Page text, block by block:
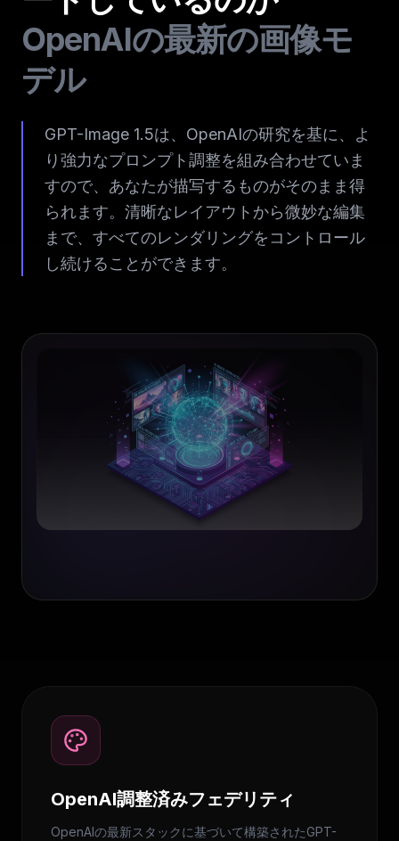
OpenAIの最新の画像モ
デル
GPT-Image 1.5は、OpenAIの研究を基に、よ
り強力なプロンプト調整を組み合わせていま
すので、あなたが描写するものがそのまま得
られます。清晰なレイアウトから微妙な編集
まで、すべてのレンダリングをコントロール
し続けることができます。
OpenAI調整済みフェデリティ
OpenAIの最新スタックに基づいて構築されたGPT-